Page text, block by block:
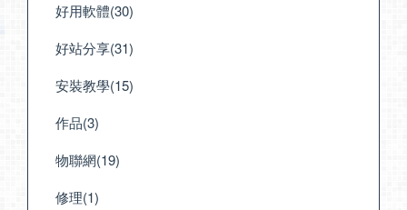
好用軟體(30)
好站分享(31)
安裝教學(15)
作品(3)
物聯網(19)
修理(1)